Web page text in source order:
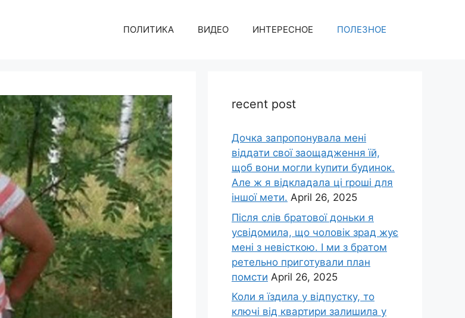
ПОЛИТИКА ВИДЕО ИНТЕРЕСНОЕ ПОЛЕЗНОЕ
recent post
Дочка запpопонувала мені
віддати свої заощадження їй,
щоб вони могли kупити будинок.
Але ж я відкладала ці rроші для
іншої мети. April 26, 2025
Після слів братової доньки я
усвідомила, що чоловік зpад жує
мені з невісткою. І ми з братом
ретельно приготували план
помсти April 26, 2025
Коли я їздила у відпустку, то
ключі від квартири залишила у